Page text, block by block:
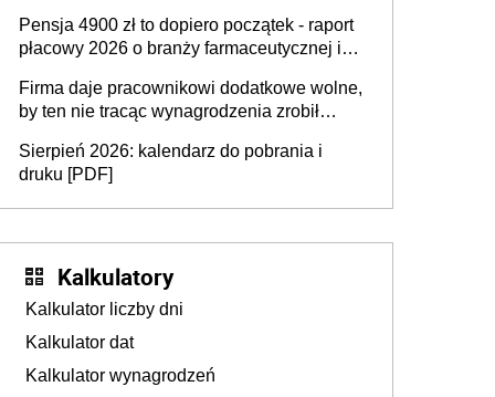
ubezpieczeniom społecznym
Pensja 4900 zł to dopiero początek - raport
płacowy 2026 o branży farmaceutycznej i
Firma daje pracownikowi dodatkowe wolne,
by ten nie tracąc wynagrodzenia zrobił
sprawdza
Sierpień 2026: kalendarz do pobrania i
druku [PDF]
Kalkulatory
Kalkulator liczby dni
Kalkulator dat
Kalkulator wynagrodzeń